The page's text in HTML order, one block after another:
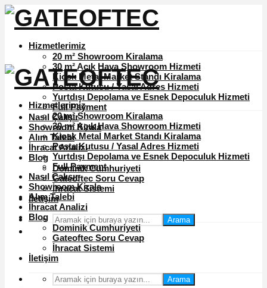
Hizmetlerimiz
20 m² Showroom Kiralama
30 m² Açık Hava Showroom Hizmeti
Kiosk Metal Market Standı Kiralama
Posta Kutusu / Yasal Adres Hizmeti
Yurtdışı Depolama ve Esnek Depoculuk Hizmeti
Full Payment
Nasıl Çalışır
Showroom Kirala
Alım Talebi
İhracat Analizi
Blog
Dominik Cumhuriyeti
Gateoftec Soru Cevap
İhracat Sistemi
İletişim
Arama
Hizmetlerimiz
20 m² Showroom Kiralama
30 m² Açık Hava Showroom Hizmeti
Kiosk Metal Market Standı Kiralama
Posta Kutusu / Yasal Adres Hizmeti
Yurtdışı Depolama ve Esnek Depoculuk Hizmeti
Full Payment
Nasıl Çalışır
Showroom Kirala
Alım Talebi
İhracat Analizi
Blog
Dominik Cumhuriyeti
Gateoftec Soru Cevap
İhracat Sistemi
İletişim
Arama